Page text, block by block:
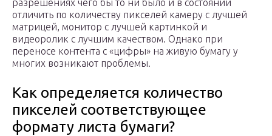
разрешениях чего бы то ни было и в состоянии
отличить по количеству пикселей камеру с лучшей
матрицей, монитор с лучшей картинкой и
видеоролик с лучшим качеством. Однако при
переносе контента с «цифры» на живую бумагу у
многих возникают проблемы.
Как определяется количество
пикселей соответствующее
формату листа бумаги?